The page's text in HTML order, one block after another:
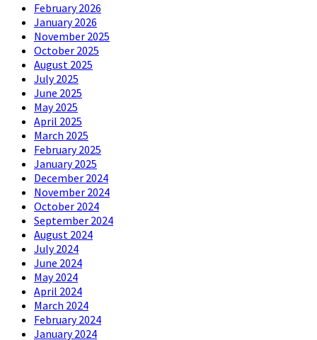
February 2026
January 2026
November 2025
October 2025
August 2025
July 2025
June 2025
May 2025
April 2025
March 2025
February 2025
January 2025
December 2024
November 2024
October 2024
September 2024
August 2024
July 2024
June 2024
May 2024
April 2024
March 2024
February 2024
January 2024